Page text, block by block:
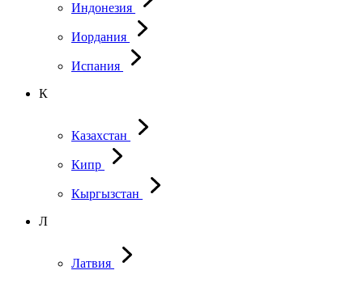
Индонезия
Иордания
Испания
К
Казахстан
Кипр
Кыргызстан
Л
Латвия